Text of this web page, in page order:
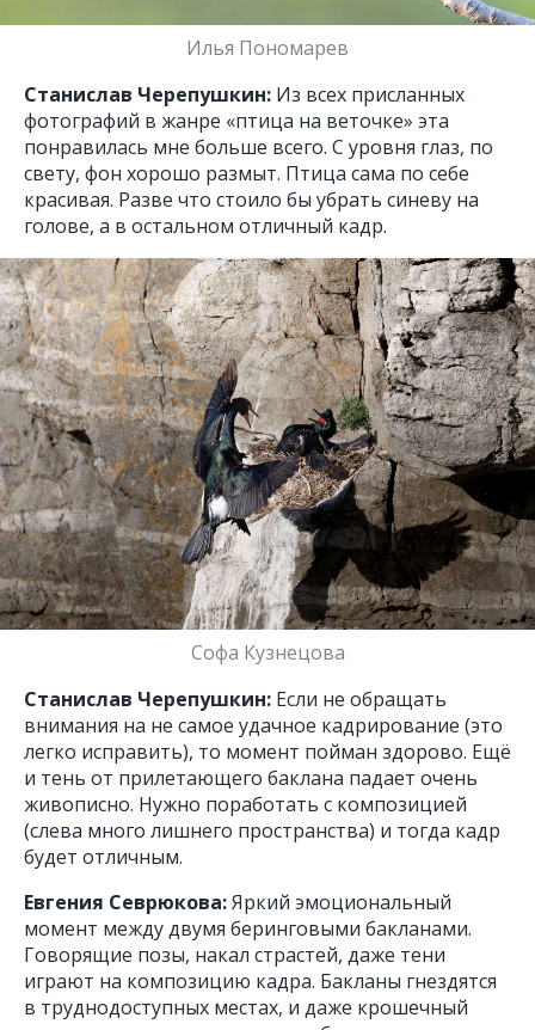
Илья Пономарев
Станислав Черепушкин: Из всех присланных
фотографий в жанре «птица на веточке» эта
понравилась мне больше всего. С уровня глаз, по
свету, фон хорошо размыт. Птица сама по себе
красивая. Разве что стоило бы убрать синеву на
голове, а в остальном отличный кадр.
Софа Кузнецова
Станислав Черепушкин: Если не обращать
внимания на не самое удачное кадрирование (это
легко исправить), то момент пойман здорово. Ещё
и тень от прилетающего баклана падает очень
живописно. Нужно поработать с композицией
(слева много лишнего пространства) и тогда кадр
будет отличным.
Евгения Севрюкова:Яркий эмоциональный
момент между двумя беринговыми бакланами.
Говорящие позы, накал страстей, даже тени
играют на композицию кадра. Бакланы гнездятся
в труднодоступных местах, и даже крошечный